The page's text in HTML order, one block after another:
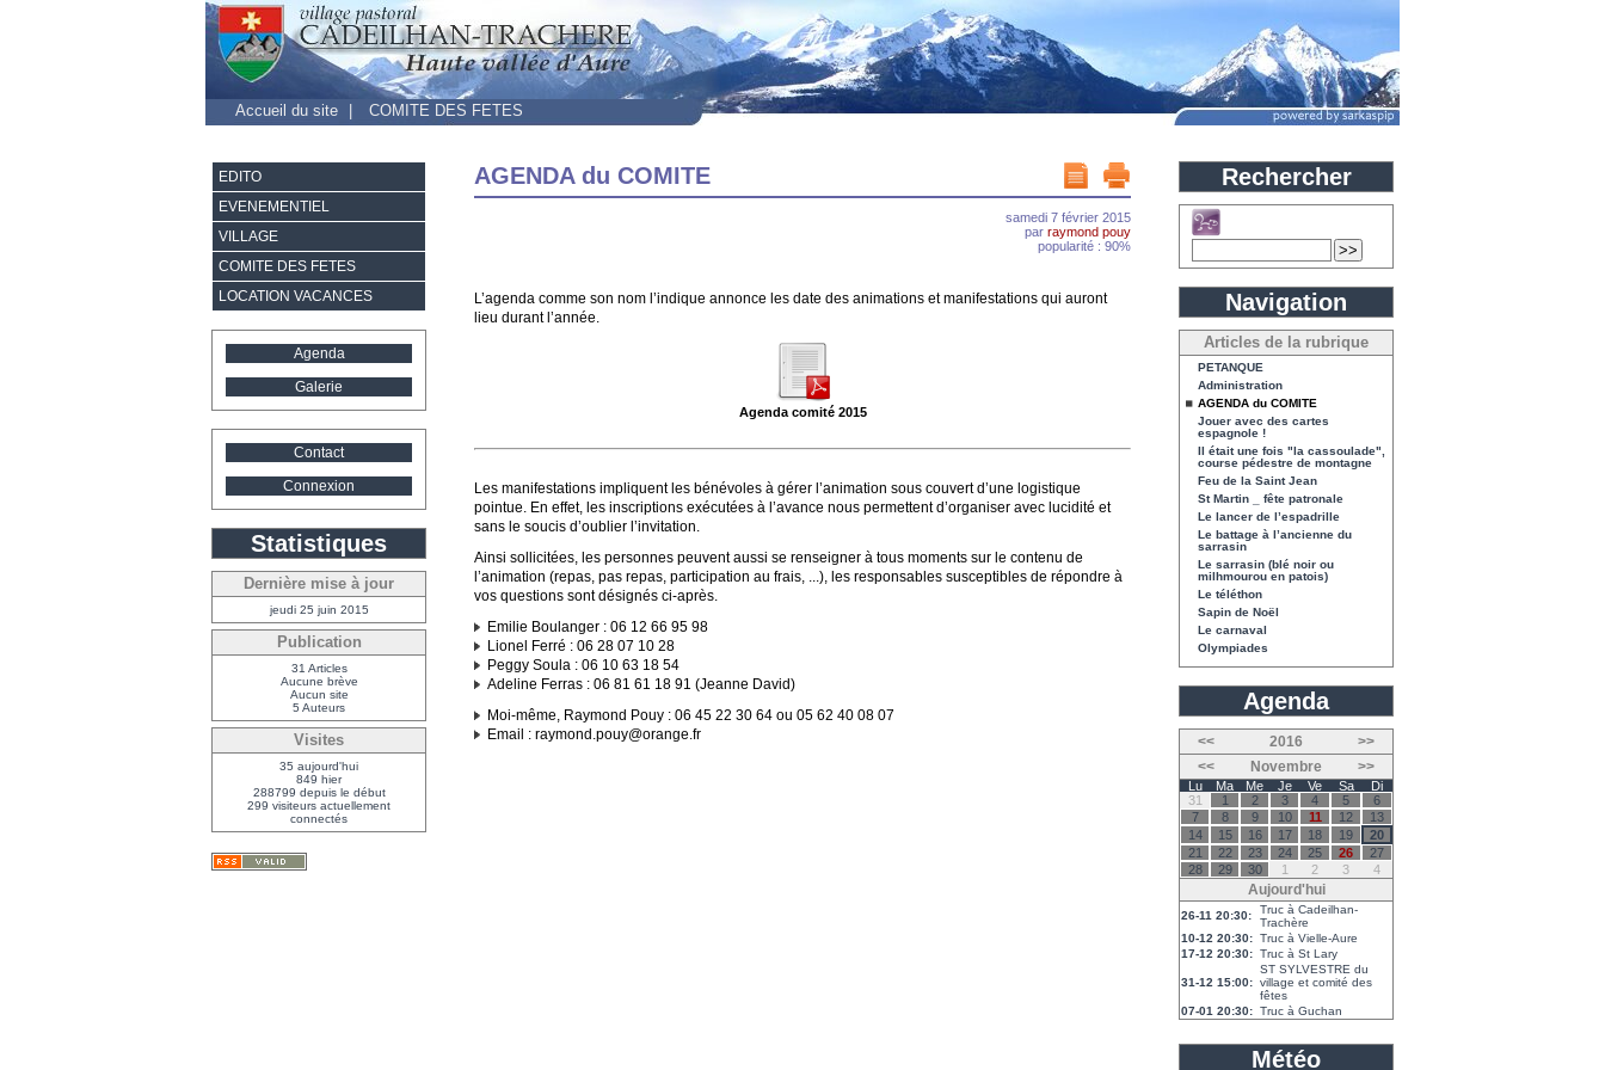
Accueil du site COMITE DES FETES
AGENDA du COMITE
samedi 7 février 2015
par raymond pouy
popularité : 90%
L’agenda comme son nom l’indique annonce les date des animations et manifestations qui auront
lieu durant l’année.
Agenda comité 2015
Les manifestations impliquent les bénévoles à gérer l’animation sous couvert d’une logistique
pointue. En effet, les inscriptions exécutées à l’avance nous permettent d’organiser avec lucidité et
sans le soucis d’oublier l’invitation.
Ainsi sollicitées, les personnes peuvent aussi se renseigner à tous moments sur le contenu de
l’animation (repas, pas repas, participation au frais, ...), les responsables susceptibles de répondre à
vos questions sont désignés ci-après.
Emilie Boulanger : 06 12 66 95 98
Lionel Ferré : 06 28 07 10 28
Peggy Soula : 06 10 63 18 54
Adeline Ferras : 06 81 61 18 91 (Jeanne David)
Moi-même, Raymond Pouy : 06 45 22 30 64 ou 05 62 40 08 07
Email : raymond.pouy@orange.fr
EDITO
EVENEMENTIEL
VILLAGE
COMITE DES FETES
LOCATION VACANCES
Agenda
Galerie
Contact
Connexion
Statistiques
Dernière mise à jour
jeudi 25 juin 2015
Publication
31 Articles
Aucune brève
Aucun site
5 Auteurs
Visites
35 aujourd'hui
849 hier
288799 depuis le début
299 visiteurs actuellement
connectés
Rechercher
Navigation
Articles de la rubrique
PETANQUE
Administration
AGENDA du COMITE
Jouer avec des cartes
espagnole !
Il était une fois "la cassoulade",
course pédestre de montagne
Feu de la Saint Jean
St Martin _ fête patronale
Le lancer de l’espadrille
Le battage à l’ancienne du
sarrasin
Le sarrasin (blé noir ou
milhmourou en patois)
Le téléthon
Sapin de Noël
Le carnaval
Olympiades
Agenda
<< 2016
>>
<<
Novembre >>
Lu Ma Me Je Ve Sa
Di
31
1 2 3 4 5
6
7
8 9 10 11 12
13
14
15 16 17 18 19
20
21
22 23 24 25 26
27
28
29 30 1 2 3 4
Aujourd'hui
26-11 20:30:
Truc à Cadeilhan-
Trachère
10-12 20:30: Truc à Vielle-Aure
17-12 20:30: Truc à St Lary
31-12 15:00:
ST SYLVESTRE du
village et comité des
fêtes
07-01 20:30: Truc à Guchan
Météo